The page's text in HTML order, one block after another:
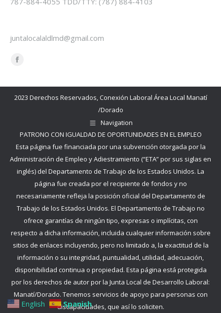
juntalocalaldlmd@gmail.com
Find us on:
Facebook
2023 Derechos Reservados, Conexión Laboral Área Local Manatí
/Dorado
Navigation
PATRONO CON IGUALDAD DE OPORTUNIDADES EN EL EMPLEO
Esta página fue financiada por una subvención otorgada por la
Administración de Empleo y Adiestramiento (“ETA” por sus siglas en
inglés) del Departamento de Trabajo de los Estados Unidos. La
página fue creada por el recipiente de fondos y no
necesariamente refleja la posición oficial del Departamento de
Trabajo de los Estados Unidos. El Departamento de Trabajo no
ofrece garantías de ningún tipo, expresas o implícitas, con
respecto a dicha información, incluida cualquier información sobre
sitios de enlaces incluyendo, pero no limitado a, la exactitud de la
información o su integridad, puntualidad, utilidad, adecuación,
disponibilidad continua o propiedad. Esta página está protegida
por los derechos de autor por la Junta Local de Desarrollo Laboral:
Manatí/Dorado. Tenemos servicios de apoyo para personas con
discapacidades, que así lo soliciten.
English Spanish